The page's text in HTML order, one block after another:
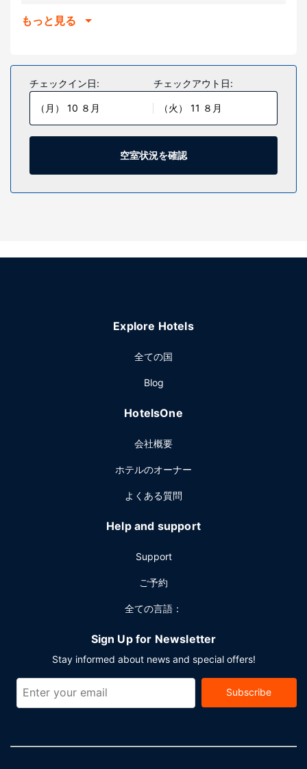
まで 1.5 km の場所にあります。
全部で 403 室ある客室にはエスプレッソマシン、薄型テレビ
があります。ピロートップのベッドには、羽毛の掛け布団、
高級寝具が備わっています。WiFi (無料)をお使いいただける
ほか、ケーブルの番組をご覧いただけます。バスルームに
は、浴槽、バスアメニティ (無料)、ヘアドライヤーが備わっ
ています。
設備のほか、WiFi (無料)、コンシェルジュ サービスなどの設
日は 6:30 ～ 11:00 まで、週末は 7:00 ～ 正午 まで、有料で
コンピューター ステーション、エクスプレス チェックアウ
だけます。ボストンでのイベント開催には、このホテル の会
ト) のイベント設備をご利用いただけます。
もっと見る
チェックイン日:
（月） 10 ８月
チェックアウト日:
（火） 11 ８月
空室状況を確認
Explore Hotels
全ての国
Blog
HotelsOne
会社概要
ホテルのオーナー
よくある質問
Help and support
Support
ご予約
全ての言語：
Sign Up for Newsletter
Stay informed about news and special offers!
Subscribe